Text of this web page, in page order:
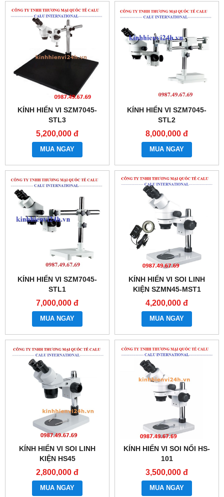
KÍNH HIỂN VI SZM7045-
STL3
5,200,000 đ
MUA NGAY
KÍNH HIỂN VI SZM7045-
STL2
8,000,000 đ
MUA NGAY
KÍNH HIỂN VI SZM7045-
STL1
7,000,000 đ
MUA NGAY
KÍNH HIỂN VI SOI LINH
KIỆN SZMN45-MST1
4,200,000 đ
MUA NGAY
KÍNH HIỂN VI SOI LINH
KIỆN HS45
2,800,000 đ
MUA NGAY
KÍNH HIỂN VI SOI NỔI HS-
101
3,500,000 đ
MUA NGAY